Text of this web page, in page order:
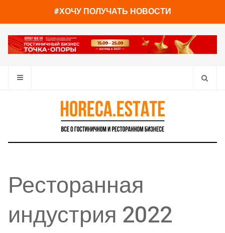
#ХОЧУ ПОЛУЧАТЬ НОВОСТИ
Ресторанная
индустрия 2022